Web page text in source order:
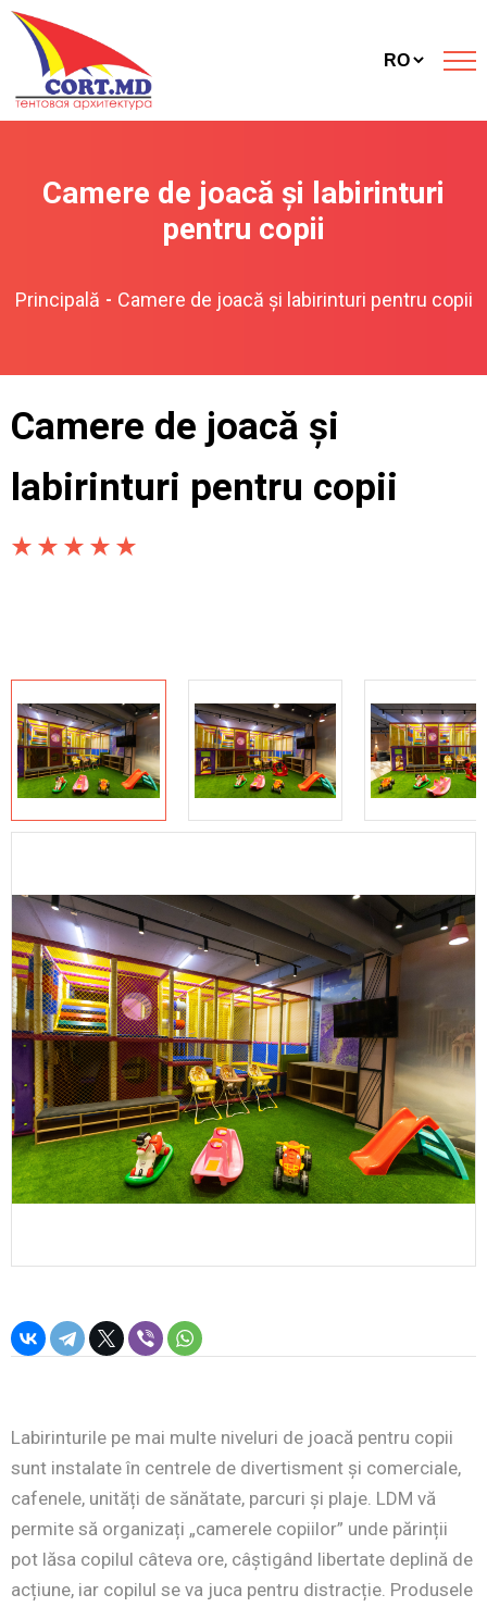
Camere de joacă și labirinturi
pentru copii
Principală - Camere de joacă și labirinturi pentru copii
Camere de joacă și
labirinturi pentru copii
Labirinturile pe mai multe niveluri de joacă pentru copii
sunt instalate în centrele de divertisment și comerciale,
cafenele, unități de sănătate, parcuri și plaje. LDM vă
permite să organizați „camerele copiilor” unde părinții
pot lăsa copilul câteva ore, câștigând libertate deplină de
acțiune, iar copilul se va juca pentru distracție. Produsele